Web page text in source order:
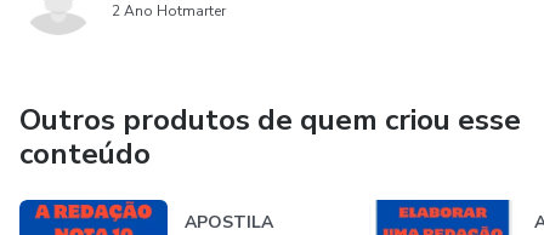
2 Ano Hotmarter
Outros produtos de quem criou esse
conteúdo
APOSTILA